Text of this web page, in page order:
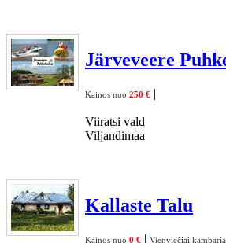
Järveveere
Kainos nuo 250 € |
Viiratsi vald
Viljandimaa
Kallaste Talu
Kainos nuo 0 € | Vienviečiai